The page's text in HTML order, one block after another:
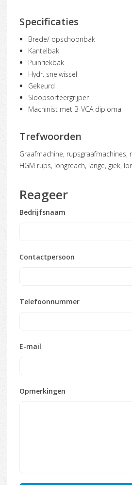
Specificaties
Brede/ opschoonbak
Kantelbak
Puinriekbak
Hydr. snelwissel
Gekeurd
Sloopsorteergrijper
Machinist met B-VCA diploma
Trefwoorden
graafmachine, rupsgraafmachines, rupskraan, rubskraan,
HGM rups, longreach, lange, giek,
Reageer
Bedrijfsnaam
Contactpersoon
Telefoonnummer
E-mail
Opmerkingen